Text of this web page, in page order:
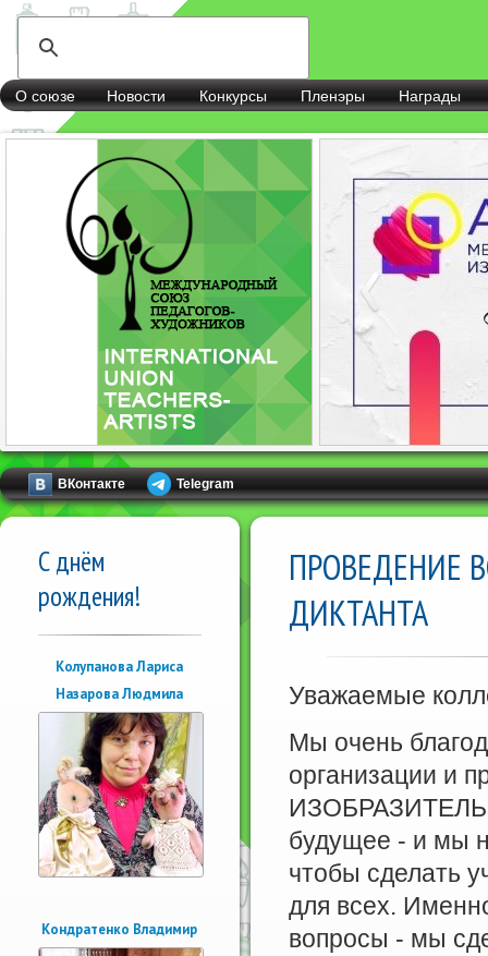
О союзе Новости Конкурсы Пленэры Награды
ВКонтакте Telegram
С днём
рождения!
Колупанова Лариса
Назарова Людмила
Кондратенко Владимир
ПРОВЕДЕНИЕ
ДИКТАНТА
Уважаемые
Мы очень
организации и
будущее - и мы
чтобы сделать
для всех.
вопросы - мы